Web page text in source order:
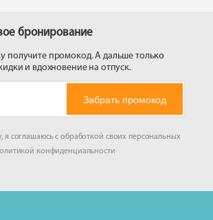
бронирование
получите промокод. А дальше только
и вдохновение на отпуск.
Забрать промокод
я соглашаюсь с обработкой своих персональных
конфиденциальности